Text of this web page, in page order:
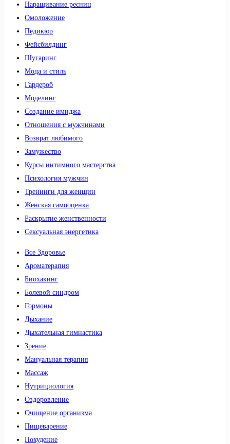
Наращивание ресниц
Омоложение
Педикюр
Фейсбилдинг
Шугаринг
Мода и стиль
Гардероб
Моделинг
Создание имиджа
Отношения с мужчинами
Возврат любимого
Замужество
Курсы интимного мастерства
Психология мужчин
Тренинги для женщин
Женская самооценка
Раскрытие женственности
Сексуальная энергетика
Все Здоровье
Ароматерапия
Биохакинг
Болевой синдром
Гормоны
Дыхание
Дыхательная гимнастика
Зрение
Мануальная терапия
Массаж
Нутрициология
Оздоровление
Очищение организма
Пищеварение
Похудение